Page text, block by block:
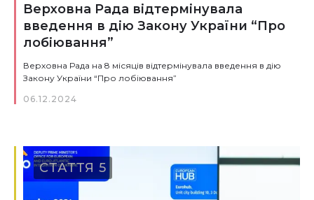
Верховна Рада відтермінувала
введення в дію Закону України “Про
лобіювання”
Верховна Рада на 8 місяців відтермінувала введення в дію
Закону України “Про лобіювання”
06.12.2024
СТАТТЯ 5